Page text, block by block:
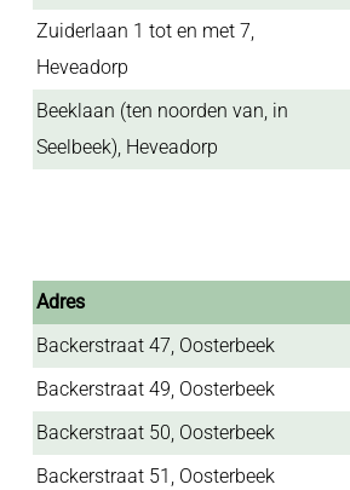
Zuiderlaan 1 tot en met 7,
Heveadorp
Beeklaan (ten noorden van, in
Seelbeek), Heveadorp
Adres
Backerstraat 47, Oosterbeek
Backerstraat 49, Oosterbeek
Backerstraat 50, Oosterbeek
Backerstraat 51, Oosterbeek